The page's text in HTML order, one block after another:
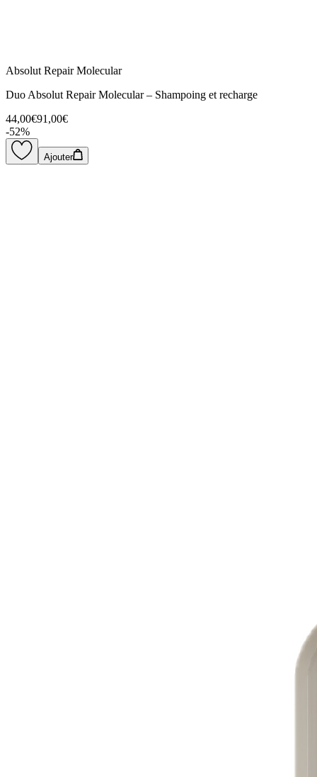
Absolut Repair Molecular
Duo Absolut Repair Molecular – Shampoing et recharge
44,00€91,00€
-52%
Ajouter